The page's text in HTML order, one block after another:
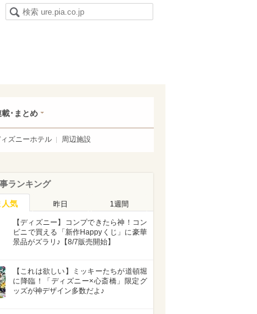
･まとめ
ズニーホテル 周辺施設
ランキング
人気 昨日 1週間
【ディズニー】コンプできたら神！コン
ビニで買える「新作Happyくじ」に豪華
景品がズラリ♪【8/7販売開始】
【これは欲しい】ミッキーたちが道頓堀
に降臨！「ディズニー×心斎橋」限定グ
ッズが神デザイン多数だよ♪